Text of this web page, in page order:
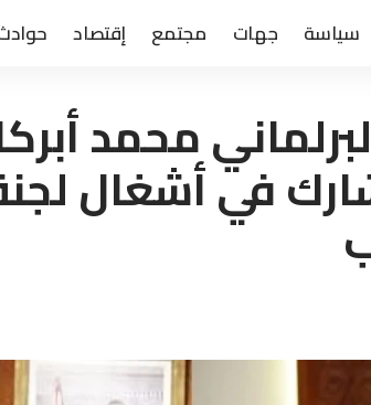
سياسة جهات مجتمع إقتصاد
محمد
في أشغال